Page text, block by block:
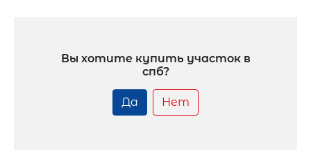
Вы хотите купить участок в
спб?
Да Нет